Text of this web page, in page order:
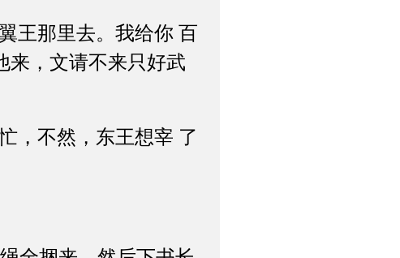
王那里去。我给你 百
来，文请不来只好武
，不然，东王想宰 了